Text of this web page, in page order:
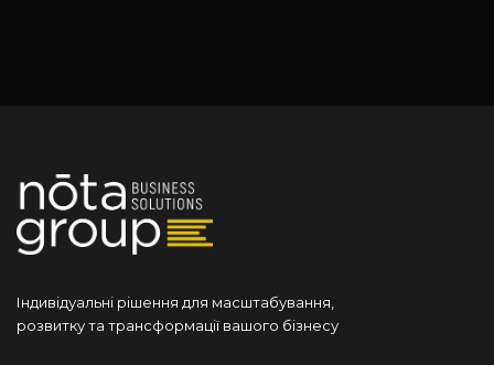
Індивідуальні рішення для масштабування,
розвитку та трансформації вашого бізнесу